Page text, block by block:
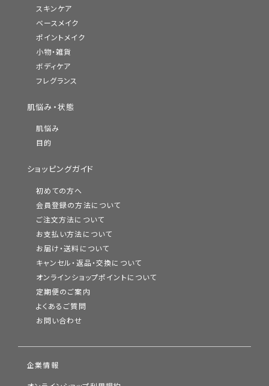
スキンケア
ベースメイク
ポイントメイク
小物・雑貨
ボディケア
フレグランス
肌悩み・状態
肌悩み
目的
ショッピングガイド
初めての方へ
会員登録の方法について
ご注文方法について
お支払い方法について
お届け・送料について
キャンセル・返品・交換について
オンラインショップポイントについて
定期便のご案内
よくあるご質問
お問い合わせ
企業情報